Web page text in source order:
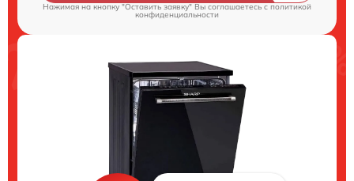
Нажимая на кнопку "Оставить заявку" Вы соглашаетесь cполитикой
конфиденциальности